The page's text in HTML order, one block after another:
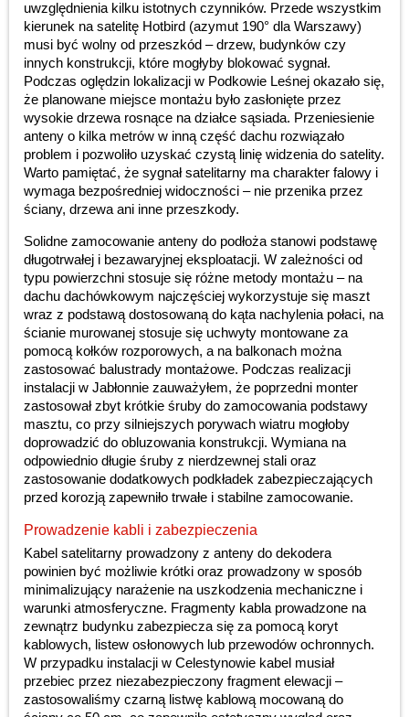
uwzględnienia kilku istotnych czynników. Przede wszystkim
kierunek na satelitę Hotbird (azymut 190° dla Warszawy)
musi być wolny od przeszkód – drzew, budynków czy
innych konstrukcji, które mogłyby blokować sygnał.
Podczas oględzin lokalizacji w Podkowie Leśnej okazało się,
że planowane miejsce montażu było zasłonięte przez
wysokie drzewa rosnące na działce sąsiada. Przeniesienie
anteny o kilka metrów w inną część dachu rozwiązało
problem i pozwoliło uzyskać czystą linię widzenia do satelity.
Warto pamiętać, że sygnał satelitarny ma charakter falowy i
wymaga bezpośredniej widoczności – nie przenika przez
ściany, drzewa ani inne przeszkody.
Solidne zamocowanie anteny do podłoża stanowi podstawę
długotrwałej i bezawaryjnej eksploatacji. W zależności od
typu powierzchni stosuje się różne metody montażu – na
dachu dachówkowym najczęściej wykorzystuje się maszt
wraz z podstawą dostosowaną do kąta nachylenia połaci, na
ścianie murowanej stosuje się uchwyty montowane za
pomocą kołków rozporowych, a na balkonach można
zastosować balustrady montażowe. Podczas realizacji
instalacji w Jabłonnie zauważyłem, że poprzedni monter
zastosował zbyt krótkie śruby do zamocowania podstawy
masztu, co przy silniejszych porywach wiatru mogłoby
doprowadzić do obluzowania konstrukcji. Wymiana na
odpowiednio długie śruby z nierdzewnej stali oraz
zastosowanie dodatkowych podkładek zabezpieczających
przed korozją zapewniło trwałe i stabilne zamocowanie.
Prowadzenie kabli i zabezpieczenia
Kabel satelitarny prowadzony z anteny do dekodera
powinien być możliwie krótki oraz prowadzony w sposób
minimalizujący narażenie na uszkodzenia mechaniczne i
warunki atmosferyczne. Fragmenty kabla prowadzone na
zewnątrz budynku zabezpiecza się za pomocą koryt
kablowych, listew osłonowych lub przewodów ochronnych.
W przypadku instalacji w Celestynowie kabel musiał
przebiec przez niezabezpieczony fragment elewacji –
zastosowaliśmy czarną listwę kablową mocowaną do